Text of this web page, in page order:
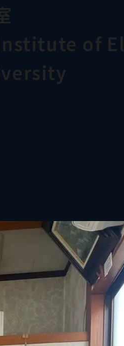
of El